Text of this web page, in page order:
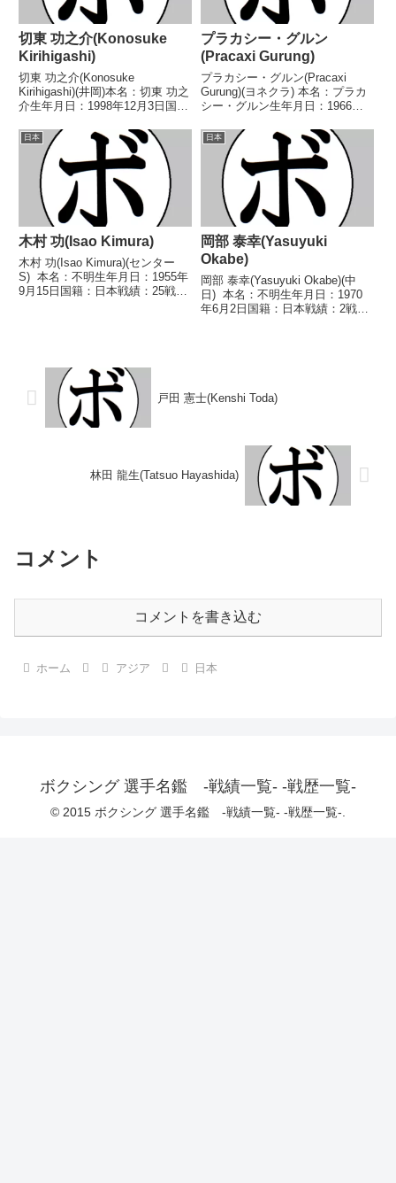
切東 功之介(Konosuke
Kirihigashi)
切東 功之介(Konosuke
Kirihigashi)(井岡)本名：切東 功之
介生年月日：1998年12月3日国
得タイトル】なし【戦歴】
2018/09/02 ○2RTKO 中村 百
汰(寝屋川石田)■20...
プラカシー・グルン
(Pracaxi Gurung)
プラカシー・グルン(Pracaxi
Gurung)(ヨネクラ) 本名：プラカ
シー・グルン生年月日：1966年4
2勝(1KO) 3敗 【獲得タイトル】
なし 【戦歴】1989/12/05 ○4R
判定 (採点不明)...
日本
木村 功(Isao Kimura)
木村 功(Isao Kimura)(センター
S) 本名：不明生年月日：1955年
9月15日国籍：日本戦績：25戦8
日本
岡部 泰幸(Yasuyuki
Okabe)
岡部 泰幸(Yasuyuki Okabe)(中
日) 本名：不明生年月日：1970
年6月2日国籍：日本戦績：2戦2
戸田 憲士(Kenshi Toda)
林田 龍生(Tatsuo Hayashida)
コメント
コメントを書き込む
ホーム アジア 日本
ボクシング 選手名鑑 -戦績一覧- -戦歴一覧-
© 2015 ボクシング 選手名鑑 -戦績一覧- -戦歴一覧-.